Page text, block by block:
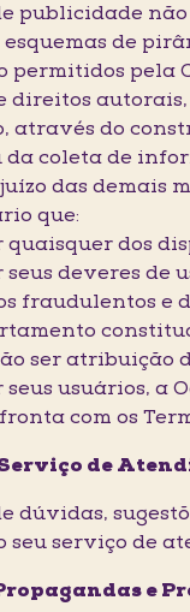
publicidade
esquemas de
permitidos pela
direitos
através do
coleta de
das demais
que:
quaisquer dos
deveres de
fraudulentos e
ser
usuários, a
com os
de
de dúvidas,
seu serviço de
e